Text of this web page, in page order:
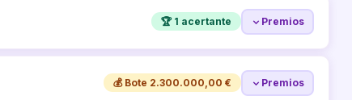
🏆 1 acertante Premios
💰 Bote 2.300.000,00 € Premios